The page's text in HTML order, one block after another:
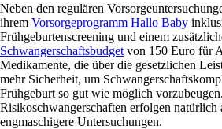
Neben den regulären
ihrem Vorsorgeprogramm Hallo Baby
Frühgeburtenscreening und einem
Schwangerschaftsbudget von 150 Euro für
Medikamente, die über die gesetzlichen
mehr Sicherheit, um
Frühgeburt so gut wie möglich
Risikoschwangerschaften erfolgen natürlich
engmaschigere Untersuchungen.